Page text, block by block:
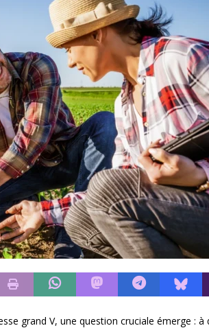
grand V, une question cruciale émerge : à